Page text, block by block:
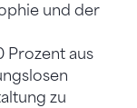
und der
Prozent aus
zu